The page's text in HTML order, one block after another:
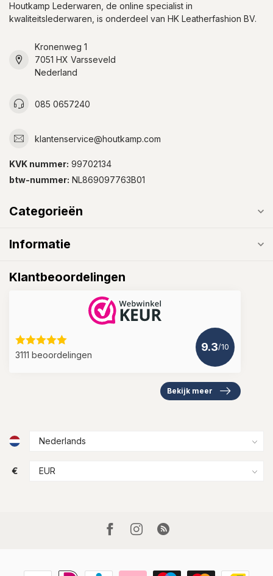
Houtkamp Lederwaren, de online specialist in
kwaliteitslederwaren, is onderdeel van HK Leatherfashion BV.
Kronenweg 1
7051 HX Varsseveld
Nederland
085 0657240
klantenservice@houtkamp.com
KVK nummer: 99702134
btw-nummer: NL869097763B01
Categorieën
Informatie
Klantbeoordelingen
3111 beoordelingen
9.3/10
Bekijk meer
€